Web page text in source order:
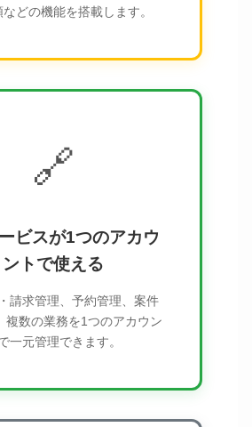
どの機能を搭載します。
🔗
ビスが1つのアカウ
ントで使える
請求管理、予約管理、案件
複数の業務を1つのアカウン
一元管理できます。